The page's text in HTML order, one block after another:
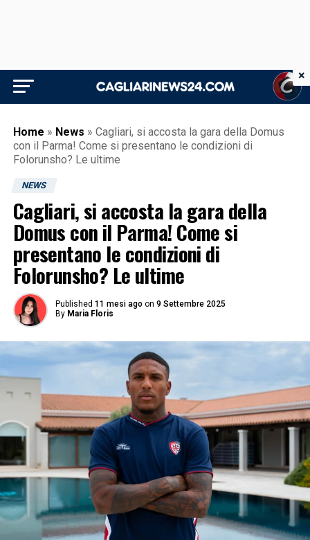
Home » News » Cagliari, si accosta la gara della Domus
con il Parma! Come si presentano le condizioni di
Folorunsho? Le ultime
NEWS
Cagliari, si accosta la gara della
Domus con il Parma! Come si
presentano le condizioni di
Folorunsho? Le ultime
Published 11 mesi ago on 9 Settembre 2025
By Maria Floris
×